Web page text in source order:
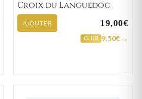
Croix du Languedoc
AJOUTER 19,00€
CLUB 9,50€ →